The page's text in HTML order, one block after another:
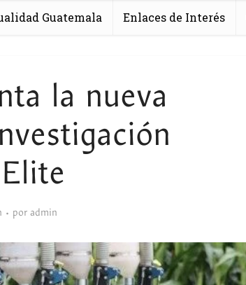
Guatemala Enlaces de Interés
la nueva
por admin